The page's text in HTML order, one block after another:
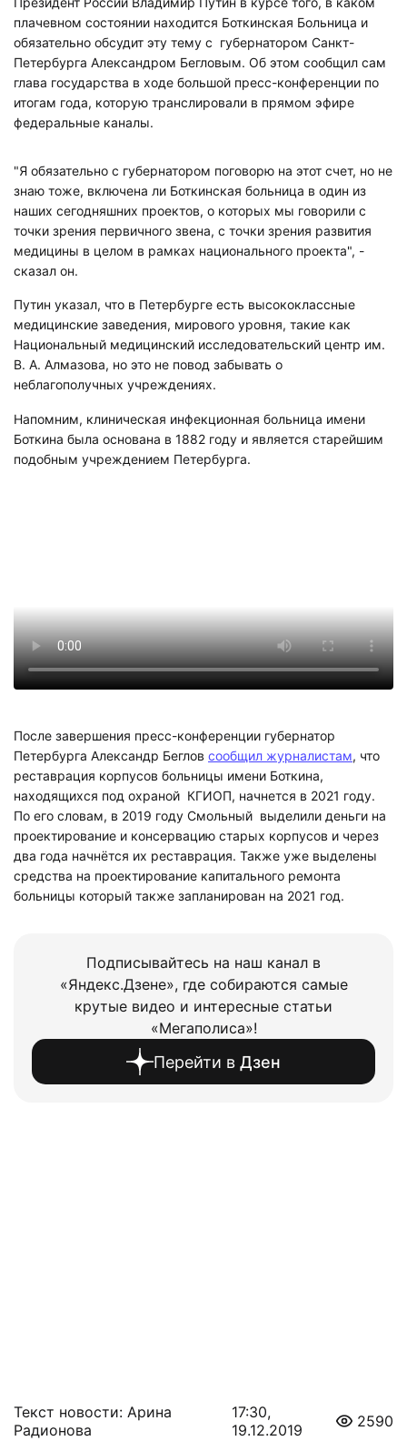
плачевном состоянии находится Боткинская Больница и
обязательно обсудит эту тему с губернатором Санкт-
Петербурга Александром Бегловым. Об этом сообщил сам
глава государства в ходе большой пресс-конференции по
итогам года, которую транслировали в прямом эфире
федеральные каналы.
"Я обязательно с губернатором поговорю на этот счет, но не
знаю тоже, включена ли Боткинская больница в один из
наших сегодняшних проектов, о которых мы говорили с
точки зрения первичного звена, с точки зрения развития
медицины в целом в рамках национального проекта", -
сказал он.
Путин указал, что в Петербурге есть высококлассные
медицинские заведения, мирового уровня, такие как
Национальный медицинский исследовательский центр им.
В. А. Алмазова, но это не повод забывать о
неблагополучных учреждениях.
Напомним, клиническая инфекционная больница имени
Боткина была основана в 1882 году и является старейшим
подобным учреждением Петербурга.
После завершения пресс-конференции губернатор
Петербурга Александр Беглов сообщил журналистам, что
реставрация корпусов больницы имени Боткина,
находящихся под охраной КГИОП, начнется в 2021 году.
По его словам, в 2019 году Смольный выделили деньги на
проектирование и консервацию старых корпусов и через
два года начнётся их реставрация. Также уже выделены
средства на проектирование капитального ремонта
больницы который также запланирован на 2021 год.
Подписывайтесь на наш канал в
«Яндекс.Дзене», где собираются самые
крутые видео и интересные статьи
«Мегаполиса»!
Перейти в Дзен
Текст новости: Арина
Радионова
17:30,
19.12.2019
2590